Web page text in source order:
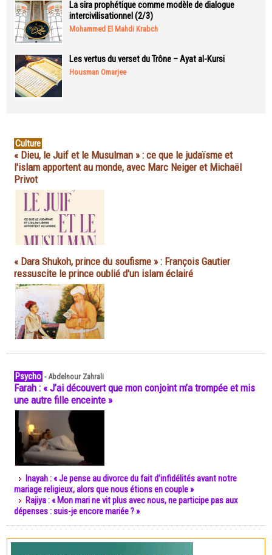
La sira prophétique comme modèle de dialogue
intercivilisationnel (2/3)
Mohammed El Mahdi Krabch
Les vertus du verset du Trône – Ayat al-Kursi
Housman Omarjee
Culture
« Dieu, le Juif et le Musulman » : ce que le judaïsme et
l'islam apportent au monde, avec Marc Neiger et Michaël
Privot
« Dara Shukoh, prince du soufisme » : François Gautier
ressuscite le prince oublié d'un islam éclairé
Psycho -Abdelnour Zahrali
Farah : « J’ai découvert que mon conjoint m’a trompée et mis
une autre fille enceinte »
Inayah : « Je pense au divorce du fait d’infidélités avant notre
mariage religieux, alors que nous étions en couple »
Rajiya : « Mon mari ne vit plus avec nous, ne participe pas aux
dépenses : suis-je encore mariée ? »